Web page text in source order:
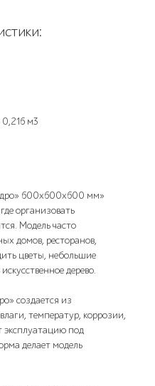
0,216 м3
600х600х600 мм»
организовать
Модель часто
домов, ресторанов,
цветы, небольшие
дерево.
создается из
температур, коррозии,
эксплуатацию под
делает модель